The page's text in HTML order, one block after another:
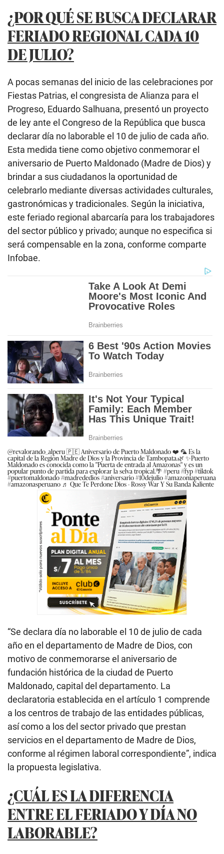
¿POR QUÉ SE BUSCA DECLARAR
FERIADO REGIONAL CADA 10
DE JULIO?
A pocas semanas del inicio de las celebraciones por
Fiestas Patrias, el congresista de Alianza para el
Progreso, Eduardo Salhuana, presentó un proyecto
de ley ante el Congreso de la República que busca
declarar día no laborable el 10 de julio de cada año.
Esta medida tiene como objetivo conmemorar el
aniversario de Puerto Maldonado (Madre de Dios) y
brindar a sus ciudadanos la oportunidad de
celebrarlo mediante diversas actividades culturales,
gastronómicas y tradicionales. Según la iniciativa,
este feriado regional abarcaría para los trabajadores
del sector público y privado; aunque no especifica si
será compensable en la zona, conforme comparte
Infobae.
@revalorando_alperu🇵🇪 Aniversario de Puerto Maldonado ❤️ 🦜 Es la
capital de la Región Madre de Dios y la Provincia de Tambopata.🌿 ✨Puerto
Maldonado es conocida como la "Puerta de entrada al Amazonas" y es un
popular punto de partida para explorar la selva tropical.🌴 #peru#fyp#tiktok
#puertomaldonado#madrededios#aniversario#10dejulio#amazoniaperuana
#amazonasperuano ♬ Que Te Perdone Dios - Rossy War Y Su Banda Kaliente
“Se declara día no laborable el 10 de julio de cada
año en el departamento de Madre de Dios, con
motivo de conmemorarse el aniversario de
fundación histórica de la ciudad de Puerto
Maldonado, capital del departamento. La
declaratoria establecida en el artículo 1 comprende
a los centros de trabajo de las entidades públicas,
así como a los del sector privado que prestan
servicios en el departamento de Madre de Dios,
conforme al régimen laboral correspondiente”, indica
la propuesta legislativa.
¿CUÁL ES LA DIFERENCIA
ENTRE EL FERIADO Y DÍA NO
LABORABLE?